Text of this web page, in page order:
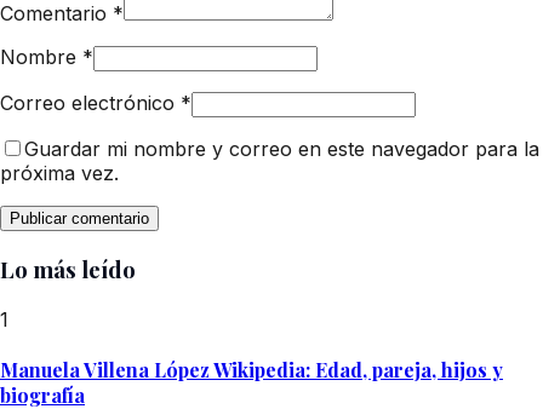
Comentario *
Nombre *
Correo electrónico *
Guardar mi nombre y correo en este navegador para la
próxima vez.
Lo más leído
1
Manuela Villena López Wikipedia: Edad, pareja, hijos y
biografía